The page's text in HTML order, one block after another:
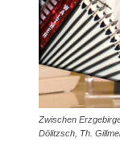
Zwischen
Dölitzsch, Th.